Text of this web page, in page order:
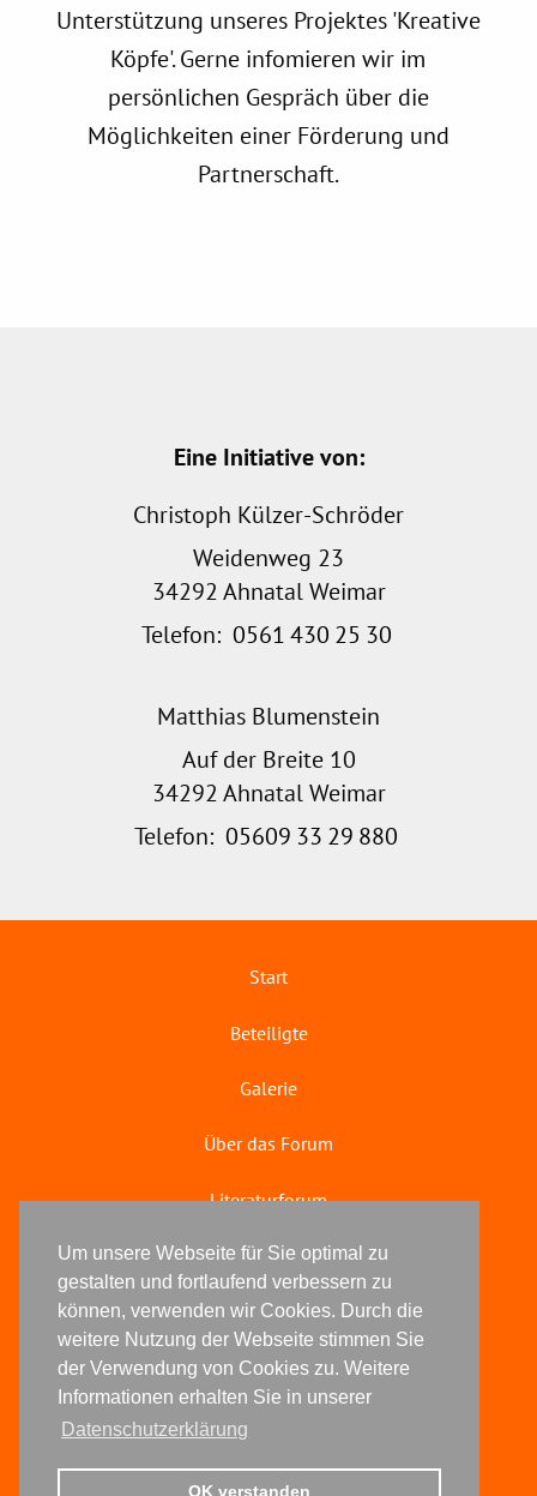
Um unsere Webseite für Sie optimal zu
gestalten und fortlaufend verbessern zu
können, verwenden wir Cookies. Durch die
weitere Nutzung der Webseite stimmen Sie
der Verwendung von Cookies zu. Weitere
Informationen erhalten Sie in unserer
Datenschutzerklärung
OK verstanden
Unterstützung unseres Projektes 'Kreative
Köpfe'. Gerne infomieren wir im
persönlichen Gespräch über die
Möglichkeiten einer Förderung und
Partnerschaft.
Eine Initiative von:
Christoph Külzer-Schröder
Weidenweg 23
34292 Ahnatal Weimar
Telefon: 0561430 25 30
Matthias Blumenstein
Auf der Breite 10
34292 Ahnatal Weimar
Telefon: 05609 33 29 880
Start
Beteiligte
Galerie
Über das Forum
Literaturforum
© 2025 kreative köpfe
Impressum
Datenschutz
Anfrage zur Anmeldung
Widerrufsbelehrung